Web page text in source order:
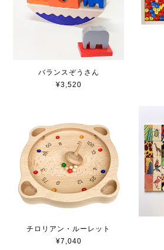
バランスぞうさん
¥3,520
チロリアン・ルーレット
¥7,040